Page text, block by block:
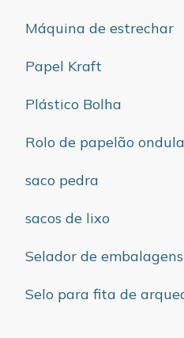
Máquina de estrechar
Papel Kraft
Plástico Bolha
Rolo de papelão
saco pedra
sacos de lixo
Selador de embalagens
Selo para fita de